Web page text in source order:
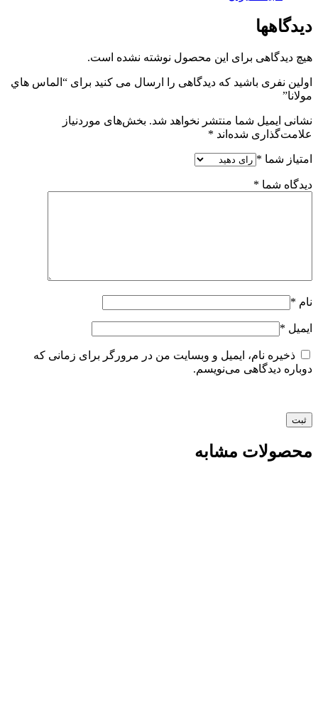
دیدگاهها
هیچ دیدگاهی برای این محصول نوشته نشده است.
اولین نفری باشید که دیدگاهی را ارسال می کنید برای “الماس هاي
مولانا”
نشانی ایمیل شما منتشر نخواهد شد. بخش‌های موردنیاز
علامت‌گذاری شده‌اند *
امتیاز شما *
دیدگاه شما *
نام *
ایمیل *
ذخیره نام، ایمیل و وبسایت من در مرورگر برای زمانی که
دوباره دیدگاهی می‌نویسم.
محصولات مشابه